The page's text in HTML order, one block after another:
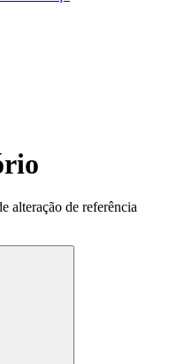
alteração de referência